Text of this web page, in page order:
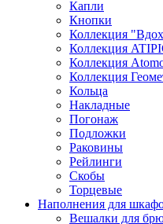
Капли
Кнопки
Коллекция
Коллекция
Коллекция
Коллекция
Кольца
Накладные
Погонаж
Подложки
Раковины
Рейлинги
Скобы
Торцевые
Наполнения для
Вешалки для